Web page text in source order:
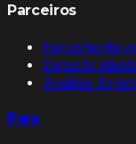
Parceiros
Ferramenta
Detecte
Análise
Para